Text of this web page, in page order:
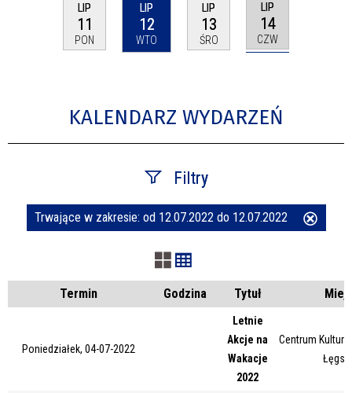
LIP
11
PON
LIP
12
WTO
LIP
13
ŚRO
LIP
14
CZW
KALENDARZ WYDARZEŃ
Filtry
Szukana fraza
Kategoria
Trwające w zakresie
Trwające w zakresie: od 12.07.2022 do 12.07.2022
Termin Godzina Tytuł
Poniedziałek, 04-07-2022
Letnie
Akcje na
Wakacje
2022
Centrum Kultury